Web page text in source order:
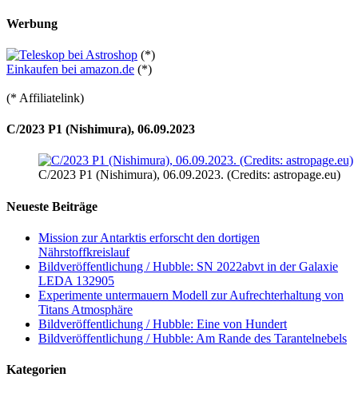
Werbung
(*)
Einkaufen bei amazon.de (*)
(* Affiliatelink)
C/2023 P1 (Nishimura), 06.09.2023
C/2023 P1 (Nishimura), 06.09.2023. (Credits: astropage.eu)
Neueste Beiträge
Mission zur Antarktis erforscht den dortigen
Nährstoffkreislauf
Bildveröffentlichung / Hubble: SN 2022abvt in der Galaxie
LEDA 132905
Experimente untermauern Modell zur Aufrechterhaltung von
Titans Atmosphäre
Bildveröffentlichung / Hubble: Eine von Hundert
Bildveröffentlichung / Hubble: Am Rande des Tarantelnebels
Kategorien